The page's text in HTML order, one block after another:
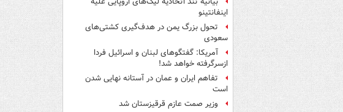
اینفانتینو
تحول بزرگ یمن در هدف‌گیری کشتی‌های
سعودی
آمریکا: گفتگوهای لبنان و اسرائیل فردا
ازسرگرفته خواهد شد!
تفاهم ایران و عمان در آستانه نهایی شدن
است
وزیر صمت عازم قرقیزستان شد